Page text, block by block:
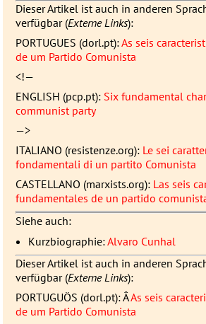
Dieser Artikel ist auch in anderen
verfügbar (Externe Links):
PORTUGUES (dorl.pt):As seis
de um Partido Comunista
<!—
ENGLISH (pcp.pt): Six fundamental
communist party
—>
ITALIANO (resistenze.org): Le sei
fondamentali di un partito Comunista
CASTELLANO (marxists.org): Las seis
fundamentales de un partido
Siehe auch:
Kurzbiographie:Alvaro Cunhal
Dieser Artikel ist auch in anderen
verfügbar (Externe Links):
PORTUGUÖS (dorl.pt): ÂAs seis
de um Partido Comunista